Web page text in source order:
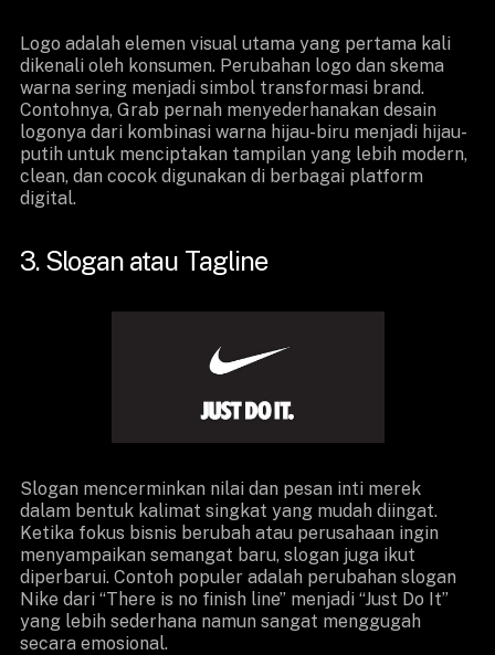
Logo adalah elemen visual utama yang pertama kali
dikenali oleh konsumen. Perubahan logo dan skema
warna sering menjadi simbol transformasi brand.
Contohnya, Grab pernah menyederhanakan desain
logonya dari kombinasi warna hijau-biru menjadi hijau-
putih untuk menciptakan tampilan yang lebih modern,
clean, dan cocok digunakan di berbagai platform
digital.
3. Slogan atau Tagline
Slogan mencerminkan nilai dan pesan inti merek
dalam bentuk kalimat singkat yang mudah diingat.
Ketika fokus bisnis berubah atau perusahaan ingin
menyampaikan semangat baru, slogan juga ikut
diperbarui. Contoh populer adalah perubahan slogan
Nike dari “There is no finish line” menjadi “Just Do It”
yang lebih sederhana namun sangat menggugah
secara emosional.